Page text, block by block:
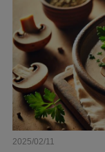
2025/02/11